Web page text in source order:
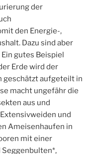
der
den Energie-,
Dazu sind aber
gutes Beispiel
Erde wird der
geschätzt aufgeteilt in
macht ungefähr die
aus und
und
Ameisenhaufen in
mit einer
Seggenbulten*,